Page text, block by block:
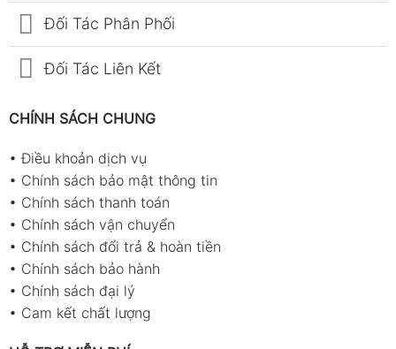
Đối Tác Phân Phối
Đối Tác Liên Kết
CHÍNH SÁCH CHUNG
•Điều khoản dịch vụ
• Chính sách bảo mật thông tin
• Chính sách thanh toán
• Chính sách vận chuyển
• Chính sách đổi trả & hoàn tiền
• Chính sách bảo hành
• Chính sách đại lý
• Cam kết chất lượng